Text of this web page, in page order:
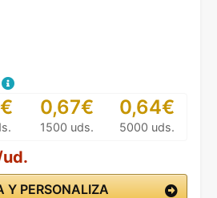
0,67€
1500 uds.
0,64€
5000 uds.
Y PERSONALIZA